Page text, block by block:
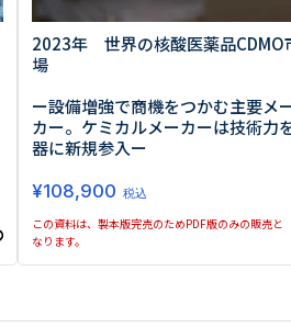
〒
大阪
TEL
2023年 世界の核酸医薬品CDMO
場
ー設備増強で商機をつかむ主要メ
カー。ケミカルメーカーは技術力
器に新規参入ー
¥108,900 税込
この資料は、製本版完売のためPDF版のみの販売と
なります。